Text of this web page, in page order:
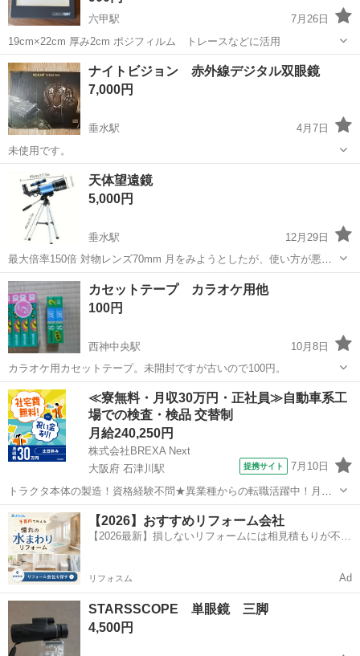
六甲駅
7月26日
19cm×22cm 厚み2cm ポジフィルム トレースなどに活用
兵庫 神戸市 六甲駅 望遠鏡、顕微鏡 ライトテーブル
ナイトビジョン 赤外線デジタル双眼鏡
7,000円
垂水駅
4月7日
未使用です。
神戸市 垂水駅
天体望遠鏡
5,000円
垂水駅
12月29日
最大倍率150倍 対物レンズ70mm 月をみようとしたが、使い方が悪い
のかピントが合わなかった。 昼間に遠くを見ることはできた。
兵庫 神戸市 垂水駅 望遠鏡、顕微鏡 倍率
カセットテープ カラオケ用他
100円
西神中央駅
10月8日
カラオケ用カセットテープ。未開封ですが古いので100円。
兵庫 神戸市 西神中央駅 望遠鏡、顕微鏡
カセットテープ
≪寮無料・月収30万円・正社員≫自動車系工
場での検査・検品 交替制
月給240,250円
株式会社BREXA Next
大阪府 石津川駅
提携サイト 7月10日
トラクタ本体の製造！資格経験不問★異業種からの転職活躍中！月収
例29万円以上！生活支援物資事前対応可◎即日入寮OK！寮費はずっと
無料＆備品付き1R寮完備！赴任旅費会社負担！工場まで無料送迎あり
◎《大阪府堺市》 人気の工場の...
大阪 堺市 石津川駅 その他
【2026】おすすめリフォーム会社
【2026最新】損しないリフォームには相見積もりが不可
リフォスム Ad
STARSSCOPE 単眼鏡 三脚
4,500円